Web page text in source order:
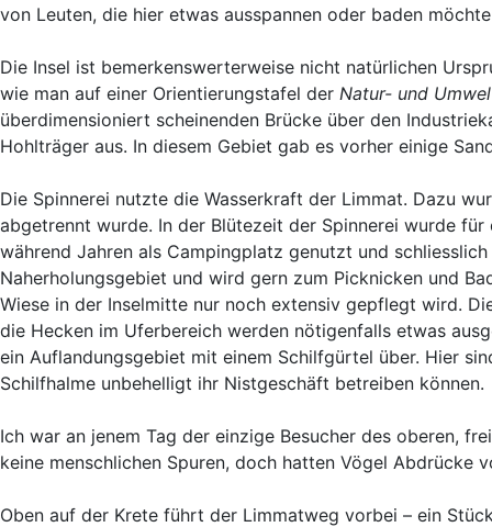
von Leuten, die hier etwas ausspannen oder baden
Die Insel ist bemerkenswerterweise nicht natürlichen
wie man auf einer Orientierungstafel der Natur- und
überdimensioniert scheinenden Brücke über den
Hohlträger aus. In diesem Gebiet gab es vorher einige
Die Spinnerei nutzte die Wasserkraft der Limmat. Dazu
abgetrennt wurde. In der Blütezeit der Spinnerei wurde
während Jahren als Campingplatz genutzt und
Naherholungsgebiet und wird gern zum Picknicken und
Wiese in der Inselmitte nur noch extensiv gepflegt wird.
die Hecken im Uferbereich werden nötigenfalls etwas
ein Auflandungsgebiet mit einem Schilfgürtel über. Hier
Schilfhalme unbehelligt ihr Nistgeschäft betreiben können.
Ich war an jenem Tag der einzige Besucher des oberen,
keine menschlichen Spuren, doch hatten Vögel Abdrücke
Oben auf der Krete führt der Limmatweg vorbei – ein